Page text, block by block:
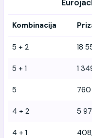
Kombinacija
5 + 2 18
5 + 1 1
5
4 + 2 5
4 + 1